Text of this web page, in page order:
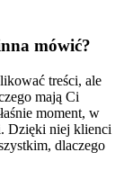
mówić?
treści, ale
mają Ci
moment, w
Dzięki niej klienci
dlaczego